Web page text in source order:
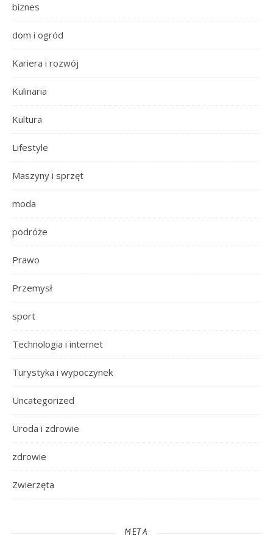
biznes
dom i ogród
Kariera i rozwój
Kulinaria
Kultura
Lifestyle
Maszyny i sprzęt
moda
podróże
Prawo
Przemysł
sport
Technologia i internet
Turystyka i wypoczynek
Uncategorized
Uroda i zdrowie
zdrowie
Zwierzęta
META